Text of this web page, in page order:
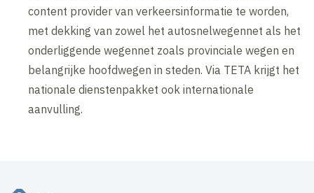
content provider van verkeersinformatie te worden,
met dekking van zowel het autosnelwegennet als het
onderliggende wegennet zoals provinciale wegen en
belangrijke hoofdwegen in steden. Via TETA krijgt het
nationale dienstenpakket ook internationale
aanvulling.